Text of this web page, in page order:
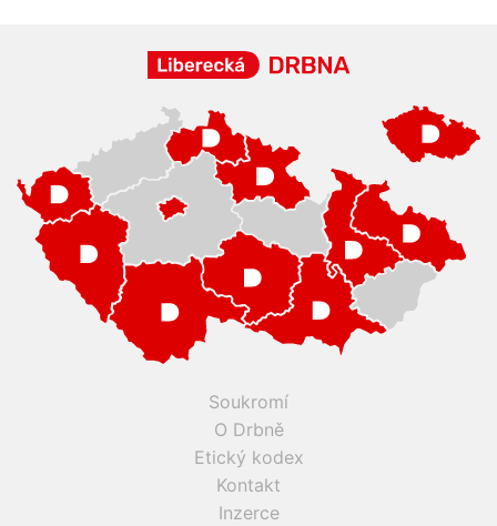
Soukromí
O Drbně
Etický kodex
Kontakt
Inzerce